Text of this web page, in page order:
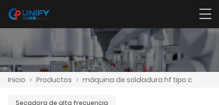
Inicio > Productos > máquina de soldadura hf tipo c
Secadora de alta frecuencia